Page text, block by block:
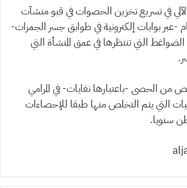
في تسريع تخزين الحصوات في قبو منشآت
-عبر بوابات إلكترونية في طوابق جسر الجمرات-
التي تنتظرها في عمق المنشأة التي
من الحصى -باعتبارها نفايات- في المرامي
التي يتم التخلص منها طبقا للإحصاءات
سنويا.